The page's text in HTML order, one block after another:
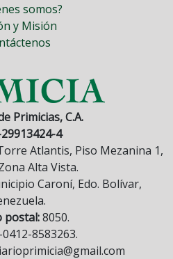
somos?
y Misión
Primicias, C.A.
29913424-4
Atlantis, Piso Mezanina 1,
Alta Vista.
Caroní, Edo. Bolívar,
postal:8050.
8583263.